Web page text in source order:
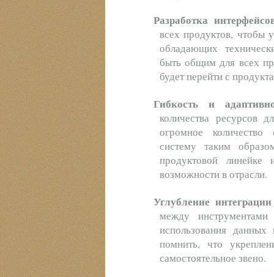
Разработка
всех продуктов, чтобы
обладающих
быть общим для всех
будет перейти с
Гибкость и
количества ресурсов
огромное количество
систему таким
продуктовой
возможности в отрасли.
Углубление
между инструментами
использования
помнить, что
самостоятельное звено.